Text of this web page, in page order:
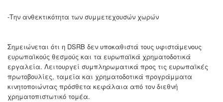
-Την ανθεκτικότητα των συμμετεχουσών χωρών
Σημειώνεται ότι η DSRB δεν υποκαθιστά τους υφιστάμενους
ευρωπαϊκούς θεσμούς και τα ευρωπαϊκά χρηματοδοτικά
εργαλεία. Λειτουργεί συμπληρωματικά προς τις ευρωπαϊκές
πρωτοβουλίες, ταμεία και χρηματοδοτικά προγράμματα
κινητοποιώντας πρόσθετα κεφάλαια από τον διεθνή
χρηματοπιστωτικό τομέα.